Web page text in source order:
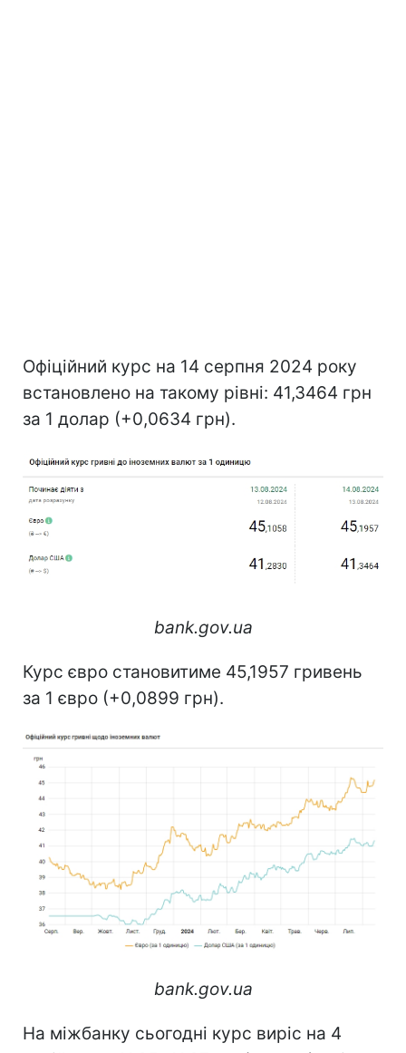
Офіційний курс на 14 серпня 2024 року
встановлено на такому рівні: 41,3464 грн
за 1 долар (+0,0634 грн).
bank.gov.ua
Курс євро становитиме 45,1957 гривень
за 1 євро (+0,0899 грн).
bank.gov.ua
На міжбанку сьогодні курс виріс на 4